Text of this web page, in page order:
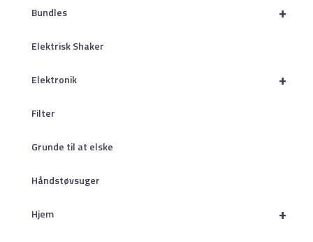
+
Bundles
Elektrisk Shaker
+
Elektronik
Filter
Grunde til at elske
Håndstøvsuger
+
Hjem